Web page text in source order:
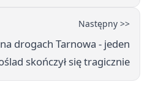
Następny >>
drogach Tarnowa - jeden
skończył się tragicznie